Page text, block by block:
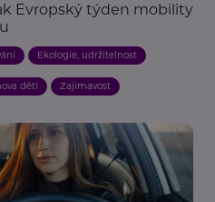
Evropský týden mobility
Ekologie, udržitelnost
dětí Zajímavost